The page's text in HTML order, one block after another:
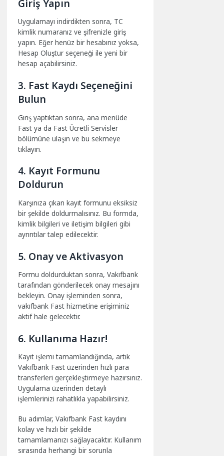
Giriş Yapın
Uygulamayı indirdikten sonra, TC
kimlik numaranız ve şifrenizle giriş
yapın. Eğer henüz bir hesabınız yoksa,
Hesap Oluştur seçeneği ile yeni bir
hesap açabilirsiniz.
3. Fast Kaydı Seçeneğini
Bulun
Giriş yaptıktan sonra, ana menüde
Fast ya da Fast Ücretli Servisler
bölümüne ulaşın ve bu sekmeye
tıklayın.
4. Kayıt Formunu
Doldurun
Karşınıza çıkan kayıt formunu eksiksiz
bir şekilde doldurmalısınız. Bu formda,
kimlik bilgileri ve iletişim bilgileri gibi
ayrıntılar talep edilecektir.
5. Onay ve Aktivasyon
Formu doldurduktan sonra, Vakıfbank
tarafından gönderilecek onay mesajını
bekleyin. Onay işleminden sonra,
vakıfbank Fast hizmetine erişiminiz
aktif hale gelecektir.
6. Kullanıma Hazır!
Kayıt işlemi tamamlandığında, artık
Vakıfbank Fast üzerinden hızlı para
transferleri gerçekleştirmeye hazırsınız.
Uygulama üzerinden detaylı
işlemlerinizi rahatlıkla yapabilirsiniz.
Bu adımlar, Vakıfbank Fast kaydını
kolay ve hızlı bir şekilde
tamamlamanızı sağlayacaktır. Kullanım
sırasında herhangi bir sorunla